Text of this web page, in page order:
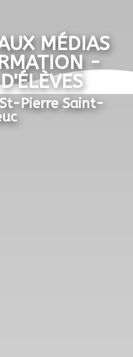
MÉDIAS
-
Pierre Saint-